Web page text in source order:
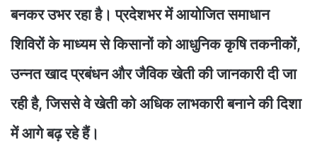
बनकर उभर रहा है। प्रदेशभर में आयोजित समाधान
शिविरों के माध्यम से किसानों को आधुनिक कृषि तकनीकों,
उन्नत खाद प्रबंधन और जैविक खेती की जानकारी दी जा
रही है, जिससे वे खेती को अधिक लाभकारी बनाने की दिशा
में आगे बढ़ रहे हैं।